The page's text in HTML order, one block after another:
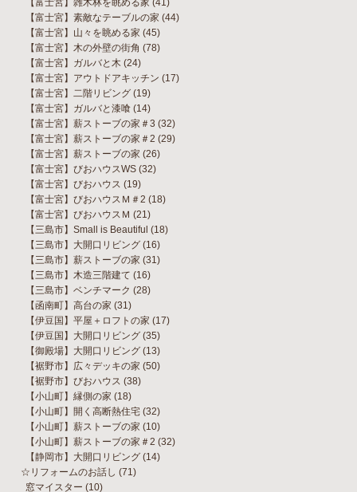
【富士宮】雑木林を眺める家 (41)
【富士宮】素敵なテーブルの家 (44)
【富士宮】山々を眺める家 (45)
【富士宮】木の外壁の街角 (78)
【富士宮】ガルバと木 (24)
【富士宮】アウトドアキッチン (17)
【富士宮】二階リビング (19)
【富士宮】ガルバと漆喰 (14)
【富士宮】薪ストーブの家＃3 (32)
【富士宮】薪ストーブの家＃2 (29)
【富士宮】薪ストーブの家 (26)
【富士宮】びおハウスWS (32)
【富士宮】びおハウス (19)
【富士宮】びおハウスＭ＃2 (18)
【富士宮】びおハウスＭ (21)
【三島市】Small is Beautiful (18)
【三島市】大開口リビング (16)
【三島市】薪ストーブの家 (31)
【三島市】木造三階建て (16)
【三島市】ベンチマーク (28)
【函南町】高台の家 (31)
【伊豆国】平屋＋ロフトの家 (17)
【伊豆国】大開口リビング (35)
【御殿場】大開口リビング (13)
【裾野市】広々デッキの家 (50)
【裾野市】びおハウス (38)
【小山町】縁側の家 (18)
【小山町】開く高断熱住宅 (32)
【小山町】薪ストーブの家 (10)
【小山町】薪ストーブの家＃2 (32)
【静岡市】大開口リビング (14)
☆リフォームのお話し (71)
窓マイスター (10)